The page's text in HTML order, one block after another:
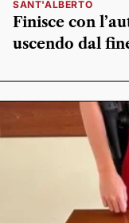
SANT'ALBERTO
Finisce con
uscendo dal